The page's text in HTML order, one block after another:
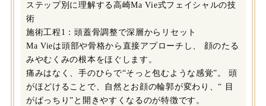
ステップ別に理解する高崎Ma Vie式フェイシャルの技
術
施術工程1：頭蓋骨調整で深層からリセット
Ma Vieは頭部や骨格から直接アプローチし、 顔のたる
みやむくみの根本をほぐします。
痛みはなく、手のひらで“そっと包むような感覚”。 頭
がほどけることで、自然とお顔の輪郭が変わり、“ 目
がぱっちり”と開きやすくなるのが特徴です。